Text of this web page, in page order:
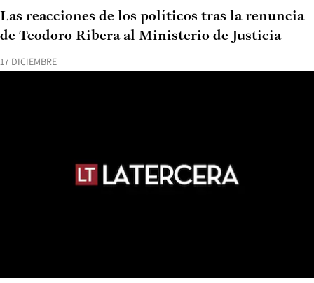
17 DICIEMBRE
Las reacciones de los políticos tras la renuncia
de Teodoro Ribera al Ministerio de Justicia